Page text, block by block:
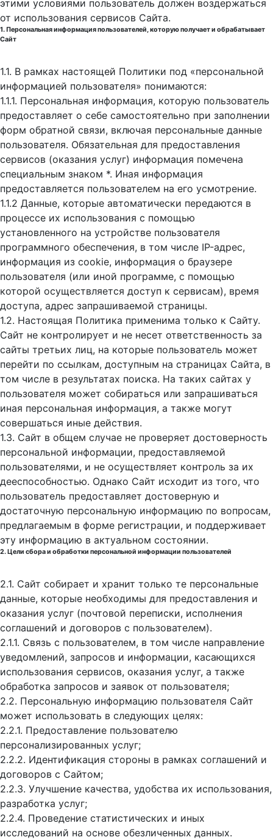
этими условиями пользователь должен воздержаться
от использования сервисов Сайта.
1. Персональная информация пользователей, которую получает и обрабатывает
Сайт
1.1. В рамках настоящей Политики под «персональной
информацией пользователя» понимаются:
1.1.1. Персональная информация, которую пользователь
предоставляет о себе самостоятельно при заполнении
форм обратной связи, включая персональные данные
пользователя. Обязательная для предоставления
сервисов (оказания услуг) информация помечена
специальным знаком *. Иная информация
предоставляется пользователем на его усмотрение.
1.1.2 Данные, которые автоматически передаются в
процессе их использования с помощью
установленного на устройстве пользователя
программного обеспечения, в том числе IP-адрес,
информация из cookie, информация о браузере
пользователя (или иной программе, с помощью
которой осуществляется доступ к cервисам), время
доступа, адрес запрашиваемой страницы.
1.2. Настоящая Политика применима только к Сайту.
Сайт не контролирует и не несет ответственность за
сайты третьих лиц, на которые пользователь может
перейти по ссылкам, доступным на страницах Сайта, в
том числе в результатах поиска. На таких сайтах у
пользователя может собираться или запрашиваться
иная персональная информация, а также могут
совершаться иные действия.
1.3. Сайт в общем случае не проверяет достоверность
персональной информации, предоставляемой
пользователями, и не осуществляет контроль за их
дееспособностью. Однако Сайт исходит из того, что
пользователь предоставляет достоверную и
достаточную персональную информацию по вопросам,
предлагаемым в форме регистрации, и поддерживает
эту информацию в актуальном состоянии.
2. Цели сбора и обработки персональной информации пользователей
2.1. Сайт собирает и хранит только те персональные
данные, которые необходимы для предоставления и
оказания услуг (почтовой переписки, исполнения
соглашений и договоров с пользователем).
2.1.1. Связь с пользователем, в том числе направление
уведомлений, запросов и информации, касающихся
использования сервисов, оказания услуг, а также
обработка запросов и заявок от пользователя;
2.2. Персональную информацию пользователя Сайт
может использовать в следующих целях:
2.2.1. Предоставление пользователю
персонализированных услуг;
2.2.2. Идентификация стороны в рамках соглашений и
договоров с Сайтом;
2.2.3. Улучшение качества, удобства их использования,
разработка услуг;
2.2.4. Проведение статистических и иных
исследований на основе обезличенных данных.